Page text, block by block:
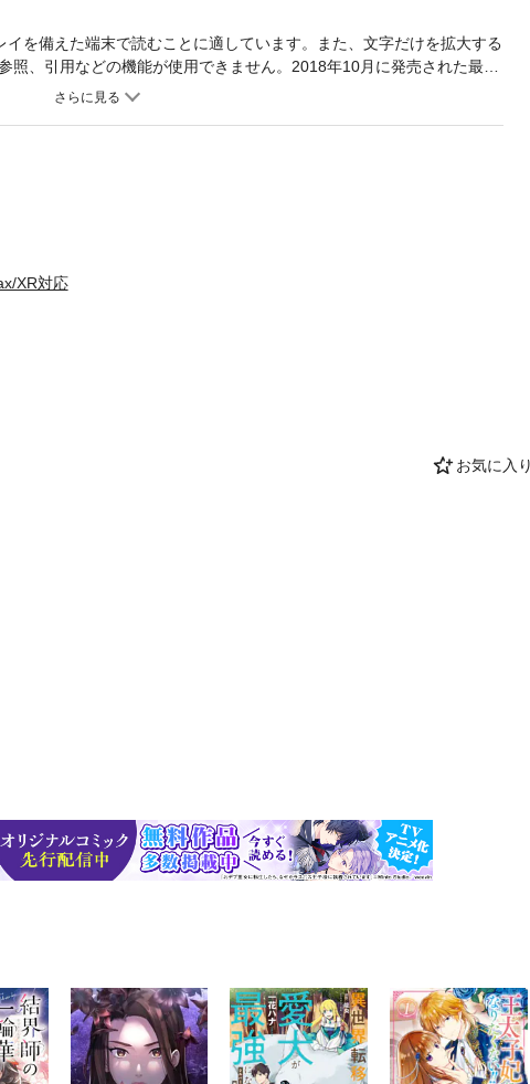
お気に入
を備えた端末で読むことに適しています。また、文字だけを拡大する
照、引用などの機能が使用できません。2018年10月に発売された最新i
い方を解説する手軽でわかりやすい新iPhoneの入門書。最新モデル
し、背景のボケ具合を自由に調整できるようになった。パーツを組
たに追加されるなど楽しい機能も追加となった。そのほか、「iPhone
の使い方を紹介する「標準アプリを使おう」、さらに「便利＆楽しい
の使い方を紹介している。そのほか、「i機種変でのデータ引継ぎ」
する。
XR対応